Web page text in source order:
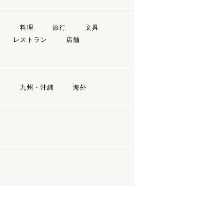
料理 旅行
文具
レストラン
店舗
九州・沖縄 海外